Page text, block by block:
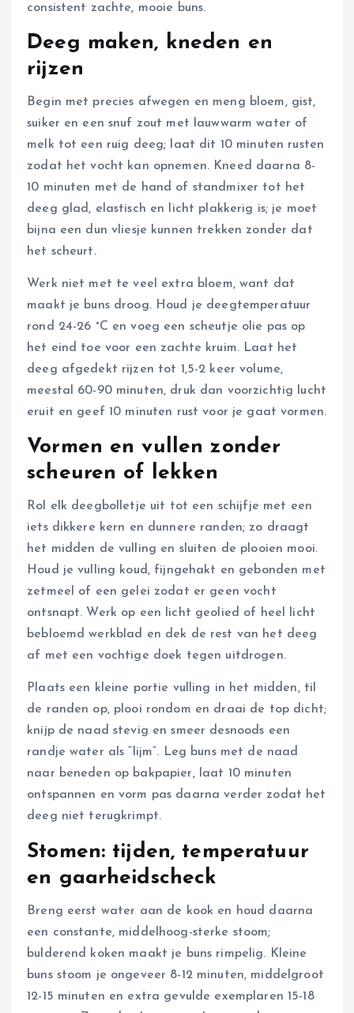
consistent zachte, mooie buns.
Deeg maken, kneden en
rijzen
Begin met precies afwegen en meng bloem, gist,
suiker en een snuf zout met lauwwarm water of
melk tot een ruig deeg; laat dit 10 minuten rusten
zodat het vocht kan opnemen. Kneed daarna 8-
10 minuten met de hand of standmixer tot het
deeg glad, elastisch en licht plakkerig is; je moet
bijna een dun vliesje kunnen trekken zonder dat
het scheurt.
Werk niet met te veel extra bloem, want dat
maakt je buns droog. Houd je deegtemperatuur
rond 24-26 °C en voeg een scheutje olie pas op
het eind toe voor een zachte kruim. Laat het
deeg afgedekt rijzen tot 1,5-2 keer volume,
meestal 60-90 minuten, druk dan voorzichtig lucht
eruit en geef 10 minuten rust voor je gaat vormen.
Vormen en vullen zonder
scheuren of lekken
Rol elk deegbolletje uit tot een schijfje met een
iets dikkere kern en dunnere randen; zo draagt
het midden de vulling en sluiten de plooien mooi.
Houd je vulling koud, fijngehakt en gebonden met
zetmeel of een gelei zodat er geen vocht
ontsnapt. Werk op een licht geolied of heel licht
bebloemd werkblad en dek de rest van het deeg
af met een vochtige doek tegen uitdrogen.
Plaats een kleine portie vulling in het midden, til
de randen op, plooi rondom en draai de top dicht;
knijp de naad stevig en smeer desnoods een
randje water als “lijm”. Leg buns met de naad
naar beneden op bakpapier, laat 10 minuten
ontspannen en vorm pas daarna verder zodat het
deeg niet terugkrimpt.
Stomen: tijden, temperatuur
en gaarheidscheck
Breng eerst water aan de kook en houd daarna
een constante, middelhoog-sterke stoom;
bulderend koken maakt je buns rimpelig. Kleine
buns stoom je ongeveer 8-12 minuten, middelgroot
12-15 minuten en extra gevulde exemplaren 15-18